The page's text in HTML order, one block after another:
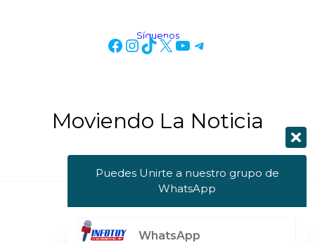
Síguenos
Moviendo La Noticia
Puedes Unirte a nuestro grupo de
WhatsApp
WhatsApp